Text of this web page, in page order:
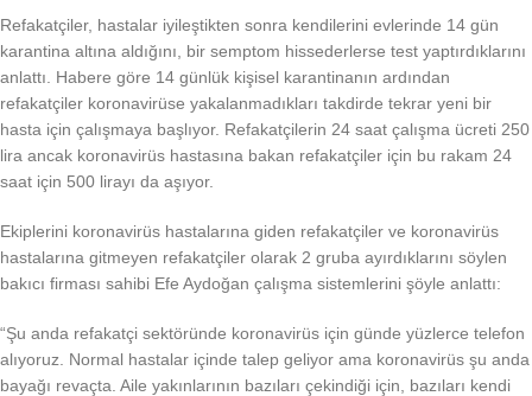
Refakatçiler, hastalar iyileştikten sonra kendilerini evlerinde 14 gün
karantina altına aldığını, bir semptom hissederlerse test yaptırdıklarını
anlattı. Habere göre 14 günlük kişisel karantinanın ardından
refakatçiler koronavirüse yakalanmadıkları takdirde tekrar yeni bir
hasta için çalışmaya başlıyor. Refakatçilerin 24 saat çalışma ücreti 250
lira ancak koronavirüs hastasına bakan refakatçiler için bu rakam 24
saat için 500 lirayı da aşıyor.
Ekiplerini koronavirüs hastalarına giden refakatçiler ve koronavirüs
hastalarına gitmeyen refakatçiler olarak 2 gruba ayırdıklarını söylen
bakıcı firması sahibi Efe Aydoğan çalışma sistemlerini şöyle anlattı:
“Şu anda refakatçi sektöründe koronavirüs için günde yüzlerce telefon
alıyoruz. Normal hastalar içinde talep geliyor ama koronavirüs şu anda
bayağı revaçta. Aile yakınlarının bazıları çekindiği için, bazıları kendi